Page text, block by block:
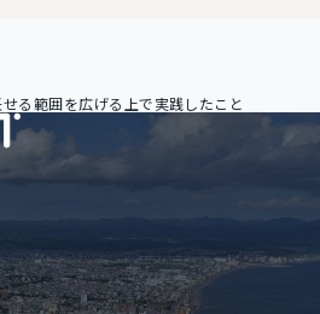
る範囲を広げる上で実践したこと